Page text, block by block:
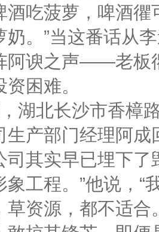
酒吃菠萝，啤酒
奶。”当这番话从
阿谀之声——老板
困难。
北长沙市香樟路
生产部门经理阿
司其实早已埋下
象工程。”他说，“
草资源，都不适合